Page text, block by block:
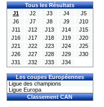
Tous les Résultats
J1
J2 J3 J4
J5
J6
J7 J8 J9
J10
J11
J12 J13 J14
J15
J16
J17 J18 J19
J20
J21
J22 J23 J24
J25
J26
J27 J28 J29
J30
J31
J32 J33 J34
Les coupes Européennes
Ligue des champions
Ligue Europa
Classement CAN